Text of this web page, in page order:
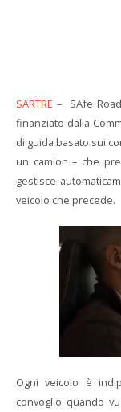
SARTRE – SAfe
finanziato dalla
di guida basato sui
un camion – che
gestisce
veicolo che precede.
Ogni veicolo è
convoglio quando